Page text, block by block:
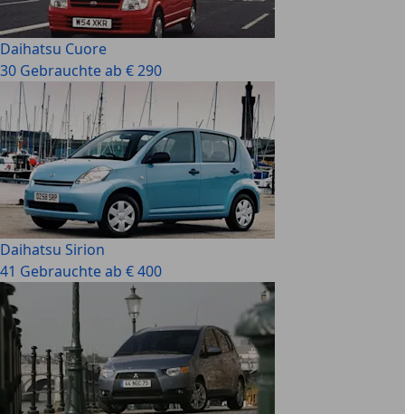
Daihatsu Cuore
30 Gebrauchte ab € 290
Daihatsu Sirion
41 Gebrauchte ab € 400